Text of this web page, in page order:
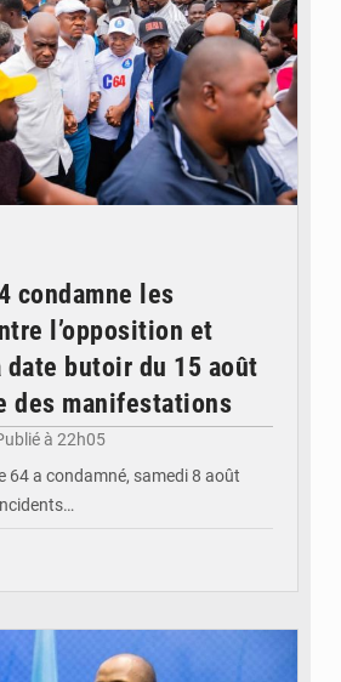
condamne les
l’opposition et
butoir du 15 août
des manifestations
à 22h05
64 a condamné, samedi 8 août